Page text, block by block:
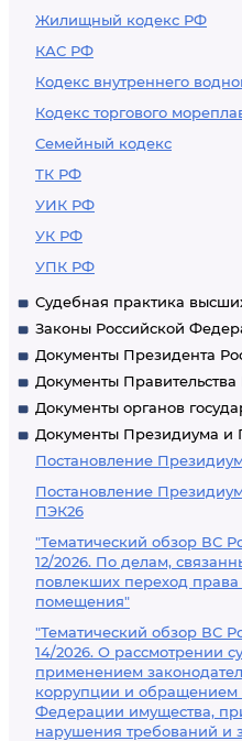
Жилищный кодекс РФ
КАС РФ
Кодекс внутреннего
Кодекс торгового
Семейный кодекс
ТК РФ
УИК РФ
УК РФ
УПК РФ
Судебная практика
Законы Российской
Документы Президента
Документы
Документы органов
Документы Президиума
Постановление
Постановление
ПЭК26
"Тематический обзор ВС
12/2026. По делам,
повлекших переход
помещения"
"Тематический обзор ВС
14/2026. О рассмотрении
применением
коррупции и обращением
Федерации имущества,
нарушения требований и